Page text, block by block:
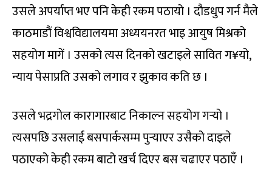
उसले अपर्याप्त भए पनि केही रकम पठायो । दौडधुप गर्न मैले
काठमाडौं विश्वविद्यालयमा अध्ययनरत भाइ आयुष मिश्रको
सहयोग मागें । उसको त्यस दिनको खटाइले सावित ग¥यो,
न्याय पेसाप्रति उसको लगाव र झुकाव कति छ ।
उसले भद्रगोल कारागारबाट निकाल्न सहयोग गर्‍यो ।
त्यसपछि उसलाई बसपार्कसम्म पुर्‍याएर उसैको दाइले
पठाएको केही रकम बाटो खर्च दिएर बस चढाएर पठाएँ ।